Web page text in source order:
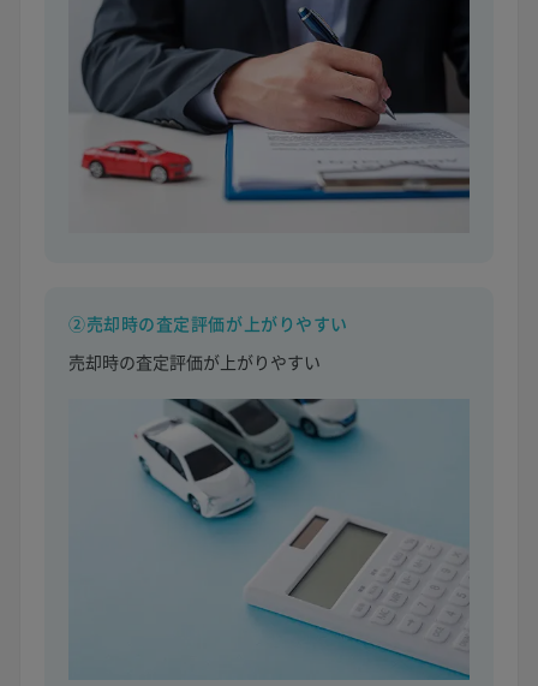
②売却時の査定評価が上がりやすい
売却時の査定評価が上がりやすい